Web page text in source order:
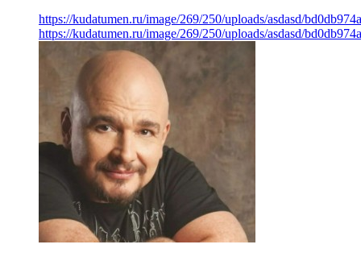
https://kudatumen.ru/image/269/250/uploads/asdasd/
https://kudatumen.ru/image/269/250/uploads/asdasd/